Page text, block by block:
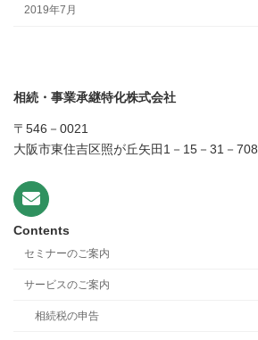
2019年7月
相続・事業承継特化株式会社
〒546－0021
大阪市東住吉区照が丘矢田1－15－31－708
Contents
セミナーのご案内
サービスのご案内
相続税の申告